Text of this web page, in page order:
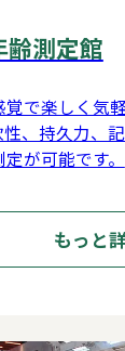
齢測定館
覚で楽しく気
性、持久力、
が可能です。
もっと